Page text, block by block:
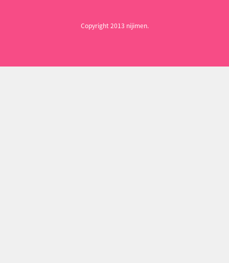
Copyright 2013 nijimen.